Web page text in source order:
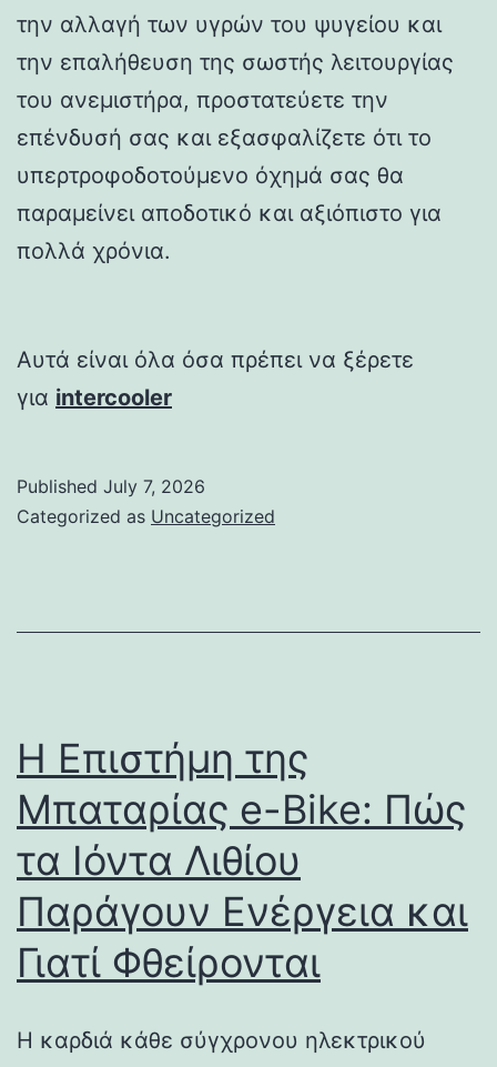
την αλλαγή των υγρών του ψυγείου και
την επαλήθευση της σωστής λειτουργίας
του ανεμιστήρα, προστατεύετε την
επένδυσή σας και εξασφαλίζετε ότι το
υπερτροφοδοτούμενο όχημά σας θα
παραμείνει αποδοτικό και αξιόπιστο για
πολλά χρόνια.
Αυτά είναι όλα όσα πρέπει να ξέρετε
για intercooler
Published July 7, 2026
Categorized as Uncategorized
Η Επιστήμη της
Μπαταρίας e-Bike: Πώς
τα Ιόντα Λιθίου
Παράγουν Ενέργεια και
Γιατί Φθείρονται
Η καρδιά κάθε σύγχρονου ηλεκτρικού